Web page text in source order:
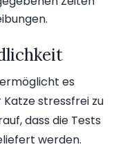
es
Katze stressfrei zu
dass die Tests
werden.